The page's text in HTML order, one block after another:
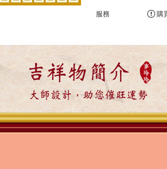
服務 購
吉祥物簡介
大師設計，助您催旺運勢